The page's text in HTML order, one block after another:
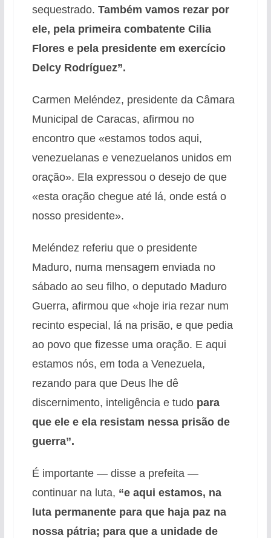
sequestrado. Também vamos rezar por
ele, pela primeira combatente Cilia
Flores e pela presidente em exercício
Delcy Rodríguez”.
Carmen Meléndez, presidente da Câmara
Municipal de Caracas, afirmou no
encontro que «estamos todos aqui,
venezuelanas e venezuelanos unidos em
oração». Ela expressou o desejo de que
«esta oração chegue até lá, onde está o
nosso presidente».
Meléndez referiu que o presidente
Maduro, numa mensagem enviada no
sábado ao seu filho, o deputado Maduro
Guerra, afirmou que «hoje iria rezar num
recinto especial, lá na prisão, e que pedia
ao povo que fizesse uma oração. E aqui
estamos nós, em toda a Venezuela,
rezando para que Deus lhe dê
discernimento, inteligência e tudo para
que ele e ela resistam nessa prisão de
guerra”.
É importante — disse a prefeita —
continuar na luta, “e aqui estamos, na
luta permanente para que haja paz na
nossa pátria; para que a unidade de